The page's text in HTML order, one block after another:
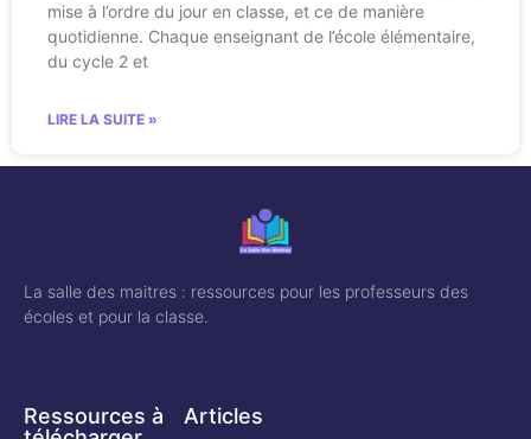
mise à l’ordre du jour en classe, et ce de manière
quotidienne. Chaque enseignant de l’école élémentaire,
du cycle 2 et
LIRE LA SUITE »
La salle des maitres : ressources pour les professeurs des
écoles et pour la classe.
Ressources à
Articles